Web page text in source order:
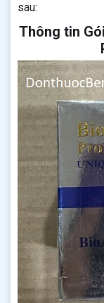
sau:
Thông tin